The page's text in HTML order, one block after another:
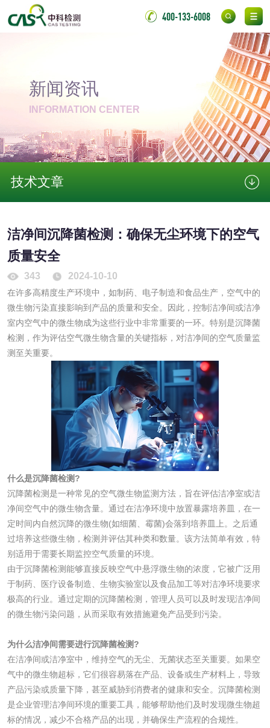
400-133-6008
新闻资讯
INFORMATION CENTER
技术文章
洁净间沉降菌检测：确保无尘环境下的空气
质量安全
343 2024-10-10
在许多高精度生产环境中，如制药、电子制造和食品生产，空气中的
微生物污染直接影响到产品的质量和安全。因此，控制洁净间或洁净
室内空气中的微生物成为这些行业中非常重要的一环。特别是沉降菌
检测，作为评估空气微生物含量的关键指标，对洁净间的空气质量监
测至关重要。
什么是沉降菌检测?
沉降菌检测是一种常见的空气微生物监测方法，旨在评估洁净室或洁
净间空气中的微生物含量。通过在洁净环境中放置暴露培养皿，在一
定时间内自然沉降的微生物(如细菌、霉菌)会落到培养皿上。之后通
过培养这些微生物，检测并评估其种类和数量。该方法简单有效，特
别适用于需要长期监控空气质量的环境。
由于沉降菌检测能够直接反映空气中悬浮微生物的浓度，它被广泛用
于制药、医疗设备制造、生物实验室以及食品加工等对洁净环境要求
极高的行业。通过定期的沉降菌检测，管理人员可以及时发现洁净间
的微生物污染问题，从而采取有效措施避免产品受到污染。
为什么洁净间需要进行沉降菌检测?
在洁净间或洁净室中，维持空气的无尘、无菌状态至关重要。如果空
气中的微生物超标，它们很容易落在产品、设备或生产材料上，导致
产品污染或质量下降，甚至威胁到消费者的健康和安全。沉降菌检测
是企业管理洁净间环境的重要工具，能够帮助他们及时发现微生物超
标的情况，减少不合格产品的出现，并确保生产流程的合规性。
成分分析配方研发 驱蚊检测
霉菌污染分析
防螨除螨检测
微生物检测
化妆品
化妆品毒理测试
验
性试验
皮肤光变态反应试
验
日化产品
花露水检测 蚊香液检测
清洗剂检测 日化产品毒理检测
洗手液检测
水处理剂
水处理药剂检测
工业乳状氢氧化钙
检测
铝酸钙检测
三氯异氰尿酸检测 磷酸二氢铵检测
活性炭
活性炭检测 煤质颗粒活性炭检